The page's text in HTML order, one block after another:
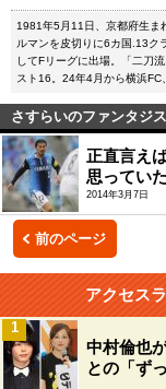
1981年5月11日、京都府生ま
ルマンを皮切りに6カ国.13ク
してFリーグに出場。「二刀
スト16。24年4月から横浜FC
さすらいのファンタジ
正直言え
思ってい
2014年3月7日
前のページ
アクセス
中村倫也
との「ず
1